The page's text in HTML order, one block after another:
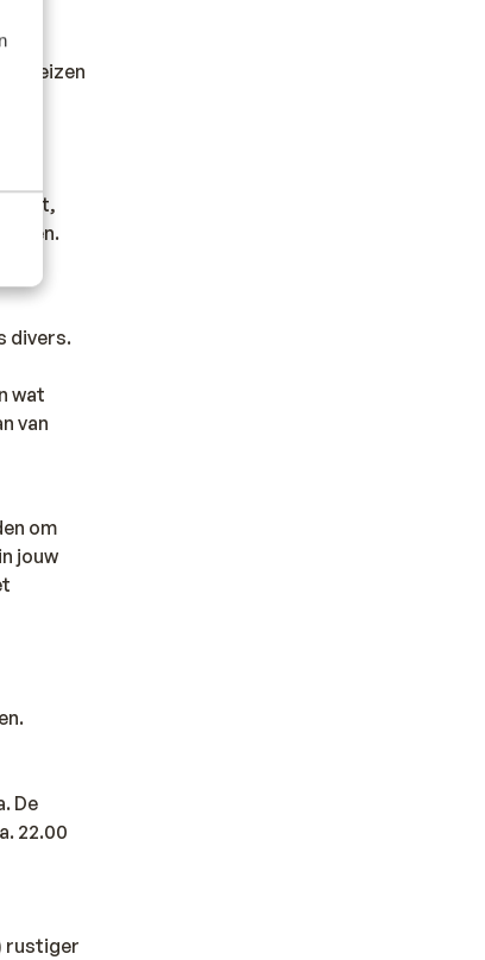
reizen
hebt,
divers.
wat
van
om
jouw
De
22.00
rustiger